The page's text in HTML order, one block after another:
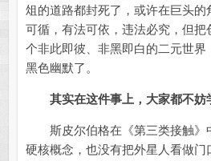
俎的道路都封死了，或许在巨头的
可循，有法可依，违法必究，但把
个非此即彼、非黑即白的二元世界
黑色幽默了。
其实在这件事上，大家都不妨
斯皮尔伯格在《第三类接触》
硬核概念，也没有把外星人看做